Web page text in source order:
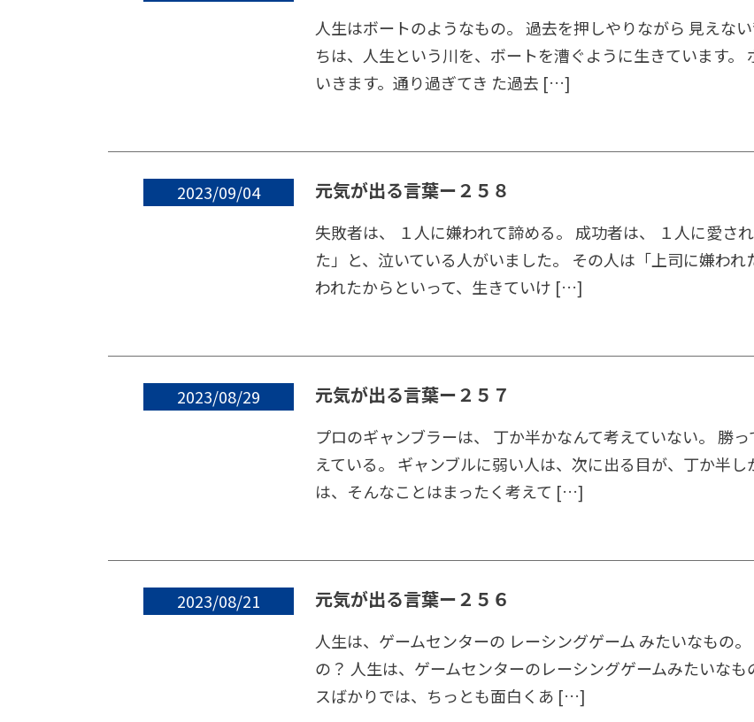
人生はボートのようなもの。 過去を押しやりながら 見えな
ちは、人生という川を、ボートを漕ぐように生きています。
いきます。通り過ぎてき た過去 […]
2023/09/04 元気が出る言葉ー２５８
失敗者は、 １人に嫌われて諦める。 成功者は、 １人に愛さ
た」と、泣いている人がいました。 その人は「上司に嫌わ
われたからといって、生きていけ […]
2023/08/29 元気が出る言葉ー２５７
プロのギャンブラーは、 丁か半かなんて考えていない。 勝
えている。 ギャンブルに弱い人は、次に出る目が、丁か半
は、そんなことはまったく考えて […]
2023/08/21 元気が出る言葉ー２５６
人生は、ゲームセンターの レーシングゲーム みたいなもの
の？ 人生は、ゲームセンターのレーシングゲームみたいな
スばかりでは、ちっとも面白くあ […]